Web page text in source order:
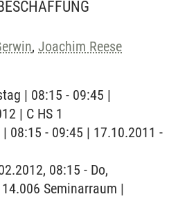
, Joachim Reese
| 08:15 - 09:45 |
| C HS 1
08:15 - 09:45 | 17.10.2011 -
08:15 - Do,
Seminarraum |